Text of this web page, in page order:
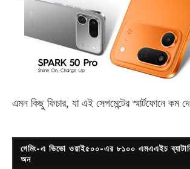
এমন কিছু ফিচার, যা এই সেগমেন্টের স্মার্টফোনে কম
গেমিং-এ ভিভো ওয়াই৫০০-এর ৮১০০ এমএএইচ
অন